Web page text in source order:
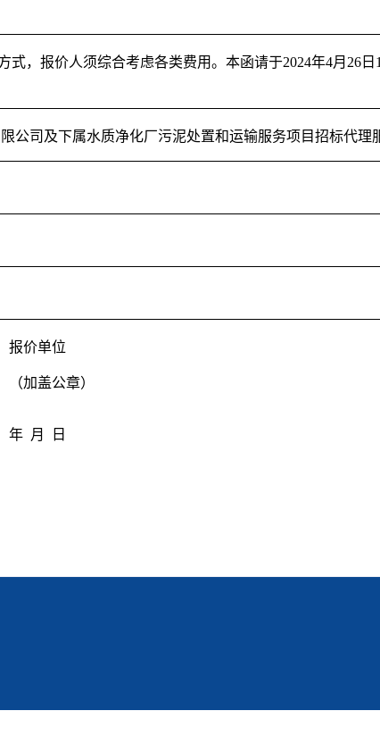
式， 报价人须综合考虑各类费用。本函请于2024年4月 26 日
公司及下属水质净化厂污泥处置和运输服务项目招标代理
报价单位
（加盖公章）
年 月 日